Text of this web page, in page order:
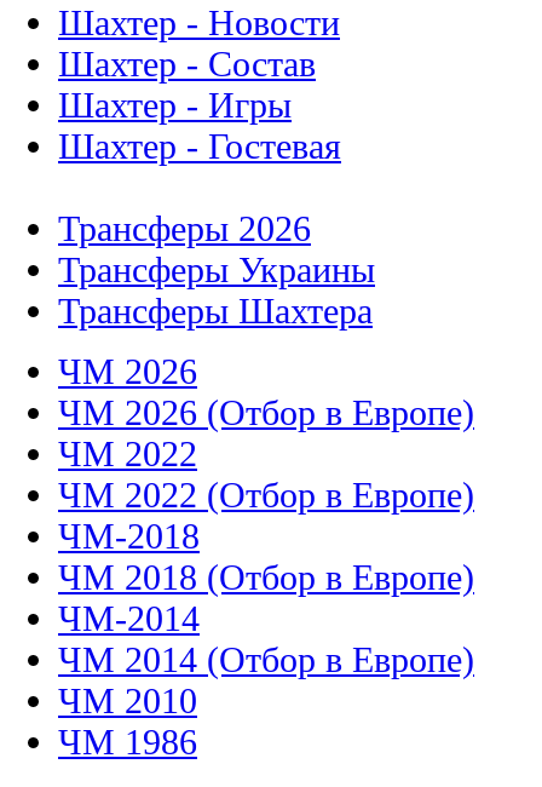
Шахтер - Новости
Шахтер - Состав
Шахтер - Игры
Шахтер - Гостевая
Трансферы 2026
Трансферы Украины
Трансферы Шахтера
ЧМ 2026
ЧМ 2026 (Отбор в Европе)
ЧМ 2022
ЧМ 2022 (Отбор в Европе)
ЧМ-2018
ЧМ 2018 (Отбор в Европе)
ЧМ-2014
ЧМ 2014 (Отбор в Европе)
ЧМ 2010
ЧМ 1986